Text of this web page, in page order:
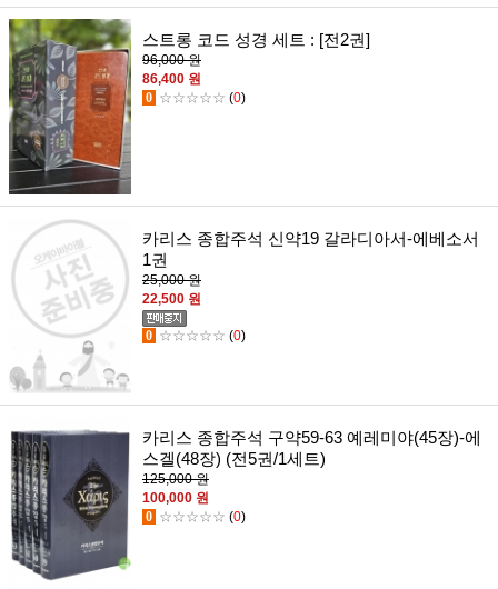
스트롱 코드 성경 세트 : [전2권]
96,000 원
86,400 원
0 ☆☆☆☆☆ (0)
카리스 종합주석 신약19 갈라디아서-에베소서
1권
25,000 원
22,500 원
0 ☆☆☆☆☆ (0)
카리스 종합주석 구약59-63 예레미야(45장)-에
스겔(48장) (전5권/1세트)
125,000 원
100,000 원
0 ☆☆☆☆☆ (0)